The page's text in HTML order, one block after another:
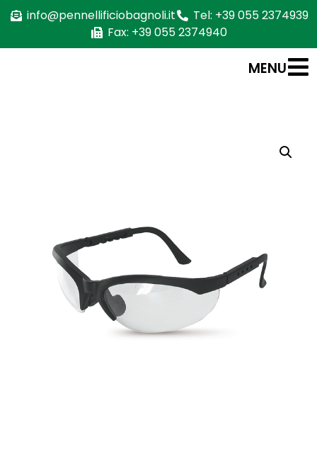
info@pennellificiobagnoli.it
Tel: +39 055 2374939
Fax: +39 055 2374940
MENU